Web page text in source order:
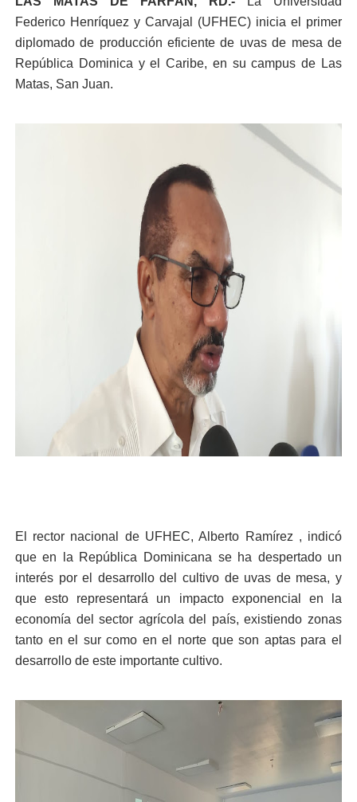
Federico Henríquez y Carvajal (UFHEC) inicia el primer
diplomado de producción eficiente de uvas de mesa de
República Dominica y el Caribe, en su campus de Las
Matas, San Juan.
El rector nacional de UFHEC, Alberto Ramírez , indicó
que en la República Dominicana se ha despertado un
interés por el desarrollo del cultivo de uvas de mesa, y
que esto representará un impacto exponencial en la
economía del sector agrícola del país, existiendo zonas
tanto en el sur como en el norte que son aptas para el
desarrollo de este importante cultivo.